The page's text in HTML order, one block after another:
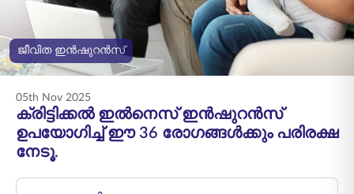
ENGLISH
ഓൺലൈനായി
വാങ്ങുക
പ്രീമിയം അടയ്ക്കുക
ജീവിത ഇൻഷുറൻസ്
05th Nov 2025
ക്രിട്ടിക്കൽ ഇൽനെസ് ഇൻഷുറൻസ്
ഉപയോഗിച്ച് ഈ 36 രോഗങ്ങൾക്കും പരിരക്ഷ
നേടൂ.